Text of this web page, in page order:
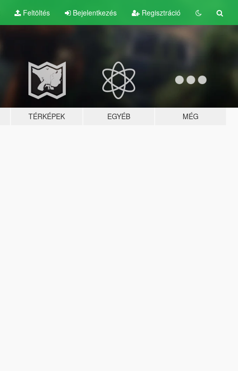
Feltöltés Bejelentkezés Regisztráció
TÉRKÉPEK EGYÉB MÉG